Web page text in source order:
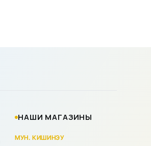
НАШИ МАГАЗИНЫ
МУН. КИШИНЭУ